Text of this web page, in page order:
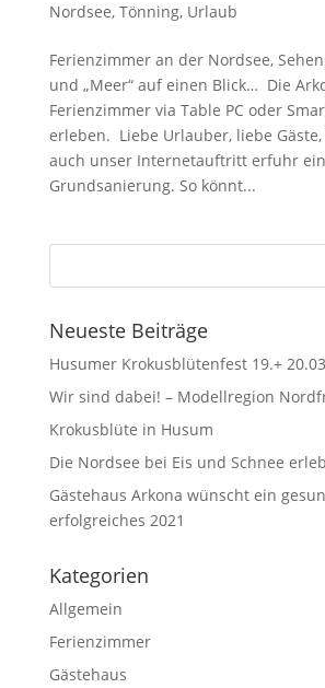
Nordsee, Tönning, Urlaub
Ferienzimmer an der Nordsee,
und „Meer“ auf einen Blick… Die
Ferienzimmer via Table PC oder
erleben. Liebe Urlauber, liebe
auch unser Internetauftritt erfuhr
Grundsanierung. So könnt...
Neueste Beiträge
Husumer Krokusblütenfest 19.+
Wir sind dabei! – Modellregion
Krokusblüte in Husum
Die Nordsee bei Eis und Schnee
Gästehaus Arkona wünscht ein
erfolgreiches 2021
Kategorien
Allgemein
Ferienzimmer
Gästehaus